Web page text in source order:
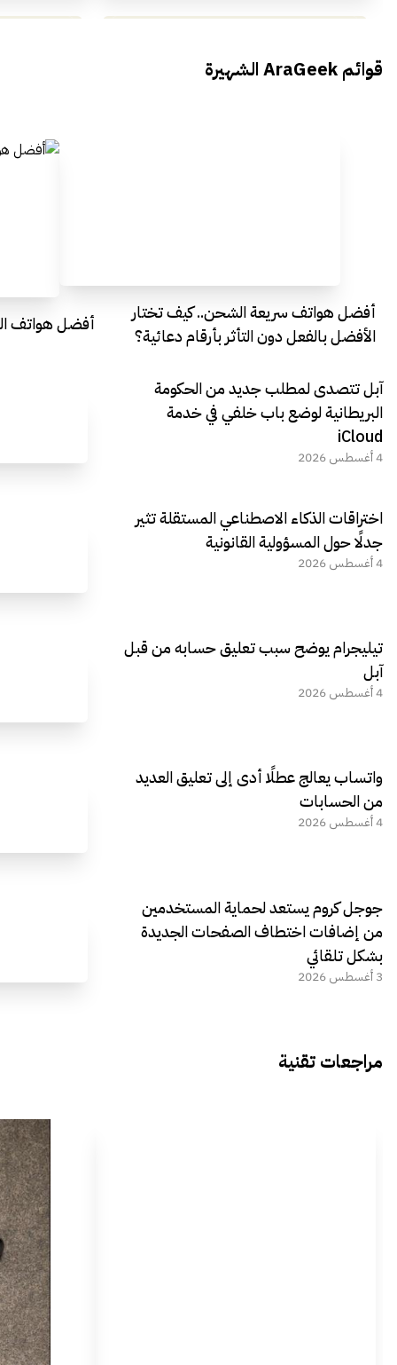
Everything Egypt
قوائم AraGeek الشهيرة
أفضل هواتف سريعة الشحن.. كيف تختار
الأفضل بالفعل دون التأثر بأرقام دعائية؟
أفضل هواتف
آبل تتصدى لمطلب جديد من الحكومة
البريطانية لوضع باب خلفي في خدمة
iCloud
4 أغسطس 2026
اختراقات الذكاء الاصطناعي المستقلة تثير
جدلًا حول المسؤولية القانونية
4 أغسطس 2026
تيليجرام يوضح سبب تعليق حسابه من قبل
آبل
4 أغسطس 2026
واتساب يعالج عطلًا أدى إلى تعليق العديد
من الحسابات
4 أغسطس 2026
جوجل كروم يستعد لحماية المستخدمين
من إضافات اختطاف الصفحات الجديدة
بشكل تلقائي
3 أغسطس 2026
مراجعات تقنية